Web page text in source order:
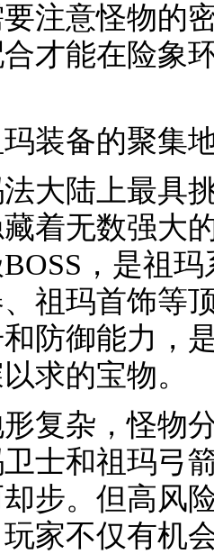
注意怪物的
才能在险象
装备的聚集
大陆上最具
着无数强大
，是祖
祖玛首饰等
防御能力，
求的宝物。
复杂，怪物
士和祖玛弓
步。但高风
家不仅有机